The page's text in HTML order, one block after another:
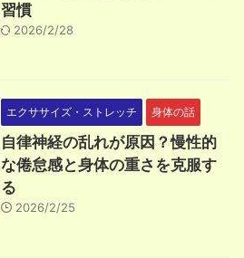
習慣
2026/2/28
エクササイズ・ストレッチ 身体の話
自律神経の乱れが原因？慢性的
な倦怠感と身体の重さを克服す
る
2026/2/25